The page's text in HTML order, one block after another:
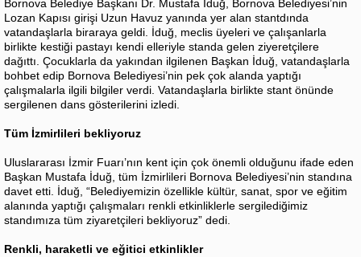
Bornova Belediye Başkanı Dr. Mustafa İduğ, Bornova Belediyesi’nin
Lozan Kapısı girişi Uzun Havuz yanında yer alan stantdında
vatandaşlarla biraraya geldi. İduğ, meclis üyeleri ve çalışanlarla
birlikte kestiği pastayı kendi elleriyle standa gelen ziyeretçilere
dağıttı. Çocuklarla da yakından ilgilenen Başkan İduğ, vatandaşlarla
bohbet edip Bornova Belediyesi’nin pek çok alanda yaptığı
çalışmalarla ilgili bilgiler verdi. Vatandaşlarla birlikte stant önünde
sergilenen dans gösterilerini izledi.
Tüm İzmirlileri bekliyoruz
Uluslararası İzmir Fuarı’nın kent için çok önemli olduğunu ifade eden
Başkan Mustafa İduğ, tüm İzmirlileri Bornova Belediyesi’nin standına
davet etti. İduğ, “Belediyemizin özellikle kültür, sanat, spor ve eğitim
alanında yaptığı çalışmaları renkli etkinliklerle sergilediğimiz
standımıza tüm ziyaretçileri bekliyoruz” dedi.
Renkli, haraketli ve eğitici etkinlikler